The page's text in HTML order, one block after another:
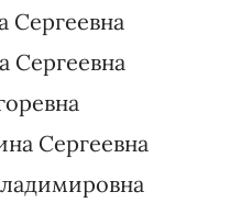
Владимировна
Викторович